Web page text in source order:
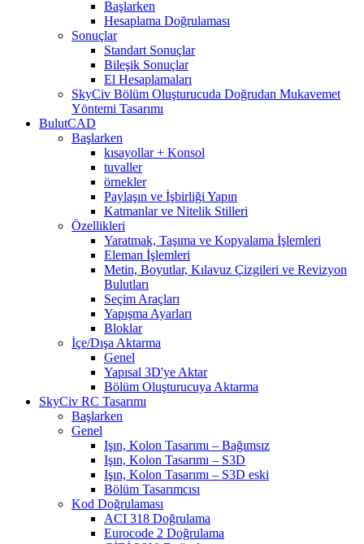
Başlarken
Hesaplama Doğrulaması
Sonuçlar
Standart Sonuçlar
Bileşik Sonuçlar
El Hesaplamaları
SkyCiv Bölüm Oluşturucuda Doğrudan Mukavemet
Yöntemi Tasarımı
BulutCAD
Başlarken
kısayollar + Konsol
tuvaller
örnekler
Paylaşın ve İşbirliği Yapın
Katmanlar ve Nitelik Stilleri
Özellikleri
Yaratmak, Taşıma ve Kopyalama İşlemleri
Eleman İşlemleri
Metin, Boyutlar, Kılavuz Çizgileri ve Revizyon
Bulutları
Seçim Araçları
Yapışma Ayarları
Bloklar
İçe/Dışa Aktarma
Genel
Yapısal 3D'ye Aktar
Bölüm Oluşturucuya Aktarma
SkyCiv RC Tasarımı
Başlarken
Genel
Işın, Kolon Tasarımı – Bağımsız
Işın, Kolon Tasarımı – S3D
Işın, Kolon Tasarımı – S3D eski
Bölüm Tasarımcısı
Kod Doğrulaması
ACI 318 Doğrulama
Eurocode 2 Doğrulama